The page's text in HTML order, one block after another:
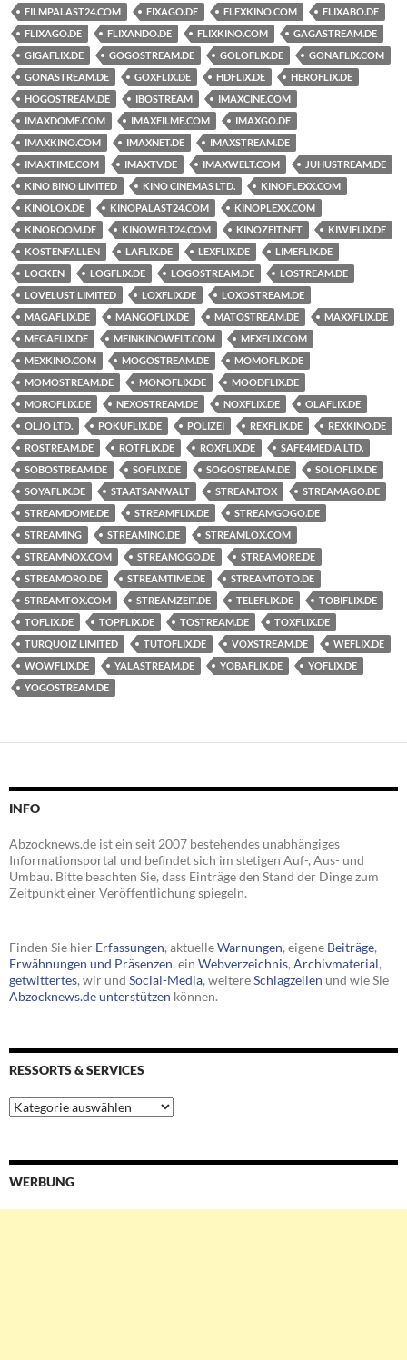
FILMPALAST24.COM
FIXAGO.DE FLEXKINO.COM
FLIXABO.DE
FLIXAGO.DE
FLIXANDO.DE FLIXKINO.COM
GAGASTREAM.DE
GIGAFLIX.DE
GOGOSTREAM.DE GOLOFLIX.DE
GONAFLIX.COM
GONASTREAM.DE
GOXFLIX.DE HDFLIX.DE
HEROFLIX.DE
HOGOSTREAM.DE
IBOSTREAM
IMAXCINE.COM
IMAXDOME.COM
IMAXFILME.COM
IMAXGO.DE
IMAXKINO.COM
IMAXNET.DE
IMAXSTREAM.DE
IMAXTIME.COM
IMAXTV.DE IMAXWELT.COM
JUHUSTREAM.DE
KINO BINO LIMITED
KINO CINEMAS LTD.
KINOFLEXX.COM
KINOLOX.DE
KINOPALAST24.COM
KINOPLEXX.COM
KINOROOM.DE
KINOWELT24.COM KINOZEIT.NET
KIWIFLIX.DE
KOSTENFALLEN
LAFLIX.DE LEXFLIX.DE
LIMEFLIX.DE
LOCKEN
LOGFLIX.DE LOGOSTREAM.DE
LOSTREAM.DE
LOVELUST LIMITED
LOXFLIX.DE
LOXOSTREAM.DE
MAGAFLIX.DE
MANGOFLIX.DE MATOSTREAM.DE
MAXXFLIX.DE
MEGAFLIX.DE
MEINKINOWELT.COM
MEXFLIX.COM
MEXKINO.COM
MOGOSTREAM.DE
MOMOFLIX.DE
MOMOSTREAM.DE
MONOFLIX.DE
MOODFLIX.DE
MOROFLIX.DE
NEXOSTREAM.DE NOXFLIX.DE
OLAFLIX.DE
OLJO LTD.
POKUFLIX.DE POLIZEI REXFLIX.DE
REXKINO.DE
ROSTREAM.DE
ROTFLIX.DE ROXFLIX.DE
SAFE4MEDIA LTD.
SOBOSTREAM.DE
SOFLIX.DE SOGOSTREAM.DE
SOLOFLIX.DE
SOYAFLIX.DE
STAATSANWALT STREAM.TOX
STREAMAGO.DE
STREAMDOME.DE
STREAMFLIX.DE
STREAMGOGO.DE
STREAMING
STREAMINO.DE
STREAMLOX.COM
STREAMNOX.COM
STREAMOGO.DE
STREAMORE.DE
STREAMORO.DE
STREAMTIME.DE
STREAMTOTO.DE
STREAMTOX.COM
STREAMZEIT.DE TELEFLIX.DE
TOBIFLIX.DE
TOFLIX.DE
TOPFLIX.DE TOSTREAM.DE
TOXFLIX.DE
TURQUOIZ LIMITED
TUTOFLIX.DE VOXSTREAM.DE
WEFLIX.DE
WOWFLIX.DE
YALASTREAM.DE YOBAFLIX.DE
YOFLIX.DE
YOGOSTREAM.DE
INFO
Abzocknews.de ist ein seit 2007 bestehendes unabhängiges
Informationsportal und befindet sich im stetigen Auf-, Aus- und
Umbau. Bitte beachten Sie, dass Einträge den Stand der Dinge zum
Zeitpunkt einer Veröffentlichung spiegeln.
Finden Sie hier Erfassungen, aktuelleWarnungen, eigene Beiträge,
Erwähnungen und Präsenzen, ein Webverzeichnis, Archivmaterial,
getwittertes, wir und Social-Media, weitereSchlagzeilen und wie Sie
Abzocknews.de unterstützen können.
RESSORTS & SERVICES
Ressorts
&
WERBUNG